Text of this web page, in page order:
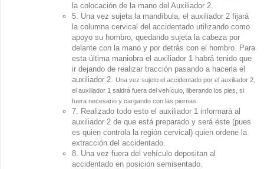
la colocación de la mano del Auxiliador 2.
5. Una vez sujeta la mandíbula, el auxiliador 2 fijará
la columna cervical del accidentado utilizando como
apoyo su hombro, quedando sujeta la cabeza por
delante con la mano y por detrás con el hombro. Para
esta última maniobra el auxiliador 1 habrá tenido que
ir dejando de realizar tracción pasando a hacerla el
auxiliador 2.
Una vez sujeto el accidentado por el auxiliador 2,
el auxiliador 1 saldrá fuera del vehículo, liberando los pies, si
fuera necesario y cargando con las piernas.
7. Realizado todo esto el auxiliador 1 informará al
auxiliador 2 de que está preparado y será éste (pues
es quien controla la región cervical) quien ordene la
extracción del accidentado.
8. Una vez fuera del vehículo depositan al
accidentado en posición semisentado.